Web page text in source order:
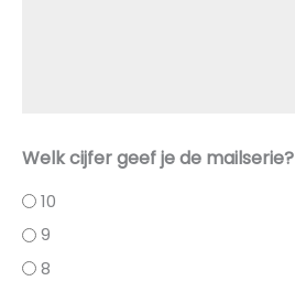
Welk cijfer geef je de mailserie?
10
9
8